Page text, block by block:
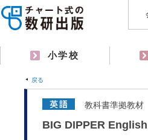
小学校
戻る
教科書準拠教材
BIG DIPPER